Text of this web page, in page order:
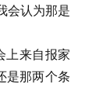
会认为那是
上来自报家
是那两个条